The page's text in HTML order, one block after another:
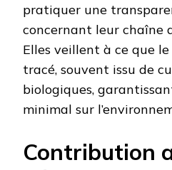
pratiquer une
concernant leur chaîne
Elles veillent à ce que
tracé, souvent issu de
biologiques,
minimal sur
Contribution